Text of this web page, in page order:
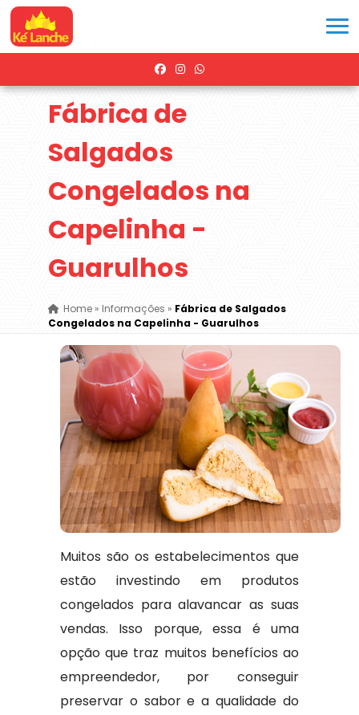
Fábrica de
Salgados
Congelados na
Capelinha -
Guarulhos
Home» Informações » Fábrica de Salgados
Congelados na Capelinha - Guarulhos
Muitos são os estabelecimentos que
estão investindo em produtos
congelados para alavancar as suas
vendas. Isso porque, essa é uma
opção que traz muitos benefícios ao
empreendedor, por conseguir
preservar o sabor e a qualidade do